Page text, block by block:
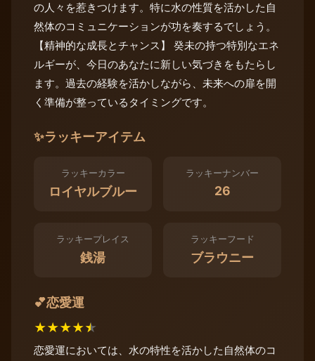
の人々を惹きつけます。特に水の性質を活かした自
然体のコミュニケーションが功を奏するでしょう。
【精神的な成長とチャンス】 癸未の持つ特別なエネ
ルギーが、今日のあなたに新しい気づきをもたらし
ます。過去の経験を活かしながら、未来への扉を開
く準備が整っているタイミングです。
✨ラッキーアイテム
ラッキーカラー
ロイヤルブルー
ラッキーナンバー
26
ラッキープレイス
銭湯
ラッキーフード
ブラウニー
💕恋愛運
★★★★★
恋愛運においては、水の特性を活かした自然体のコ